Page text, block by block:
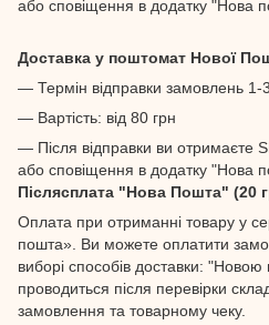
або сповіщення в додатку "Нова
Доставка у поштомат Нової
— Термін відправки замовлень 1-
— Вартість: від 80 грн
— Після відправки ви отримаєте
або сповіщення в додатку "Нова
Післясплата "Нова Пошта" (20
Оплата при отриманні товару у
пошта». Ви можете оплатити
виборі способів доставки:
проводиться після перевірки
замовлення та товарному чеку.